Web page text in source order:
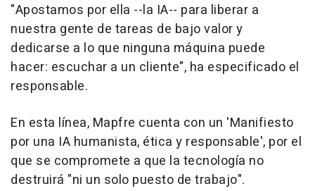
"Apostamos por ella --la IA-- para liberar a
nuestra gente de tareas de bajo valor y
dedicarse a lo que ninguna máquina puede
hacer: escuchar a un cliente", ha especificado el
responsable.
En esta línea, Mapfre cuenta con un 'Manifiesto
por una IA humanista, ética y responsable', por el
que se compromete a que la tecnología no
destruirá "ni un solo puesto de trabajo".